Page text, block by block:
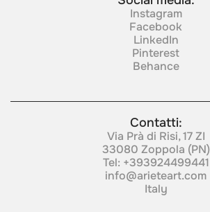
Instagram
Facebook
LinkedIn
Pinterest
Behance
Contatti:
Via Prà di Risi, 17 ZI
33080 Zoppola (PN)
Tel: +393924499441
info@arieteart.com
Italy